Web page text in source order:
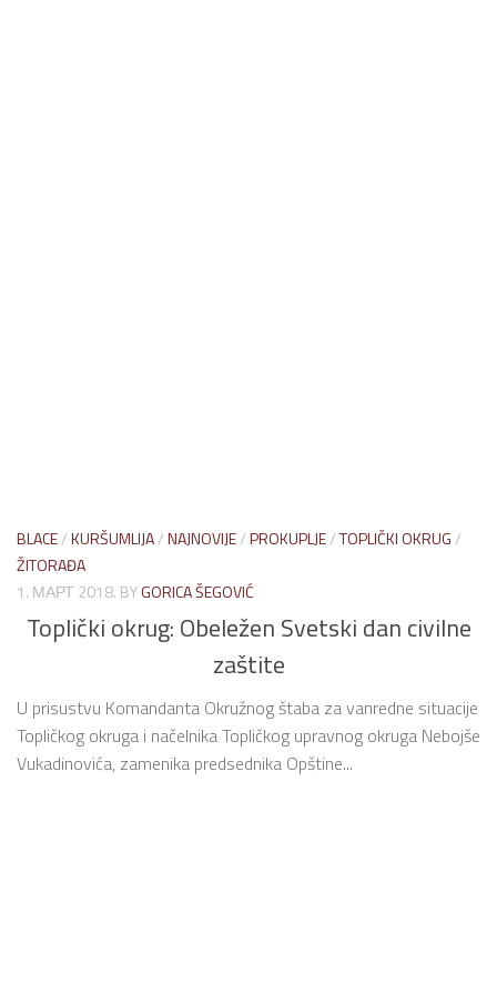
BLACE/KURŠUMLIJA/NAJNOVIJE/PROKUPLJE/TOPLIČKI OKRUG/
ŽITORAĐA
1. МАРТ 2018. BYGORICA ŠEGOVIĆ
Toplički okrug: Obeležen Svetski dan civilne
zaštite
U prisustvu Komandanta Okružnog štaba za vanredne situacije
Topličkog okruga i načelnika Topličkog upravnog okruga Nebojše
Vukadinovića, zamenika predsednika Opštine...